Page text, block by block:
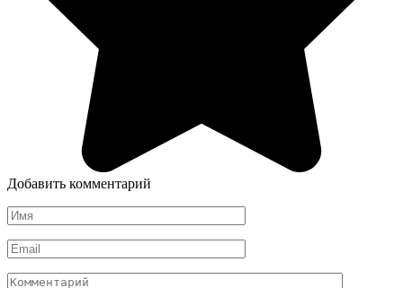
Добавить комментарий
Имя
*
Email
*
Комментарий